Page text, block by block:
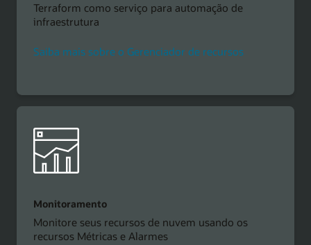
Terraform como serviço para automação de
infraestrutura
Saiba mais sobre o Gerenciador de recursos
Monitoramento
Monitore seus recursos de nuvem usando os
recursos Métricas e Alarmes